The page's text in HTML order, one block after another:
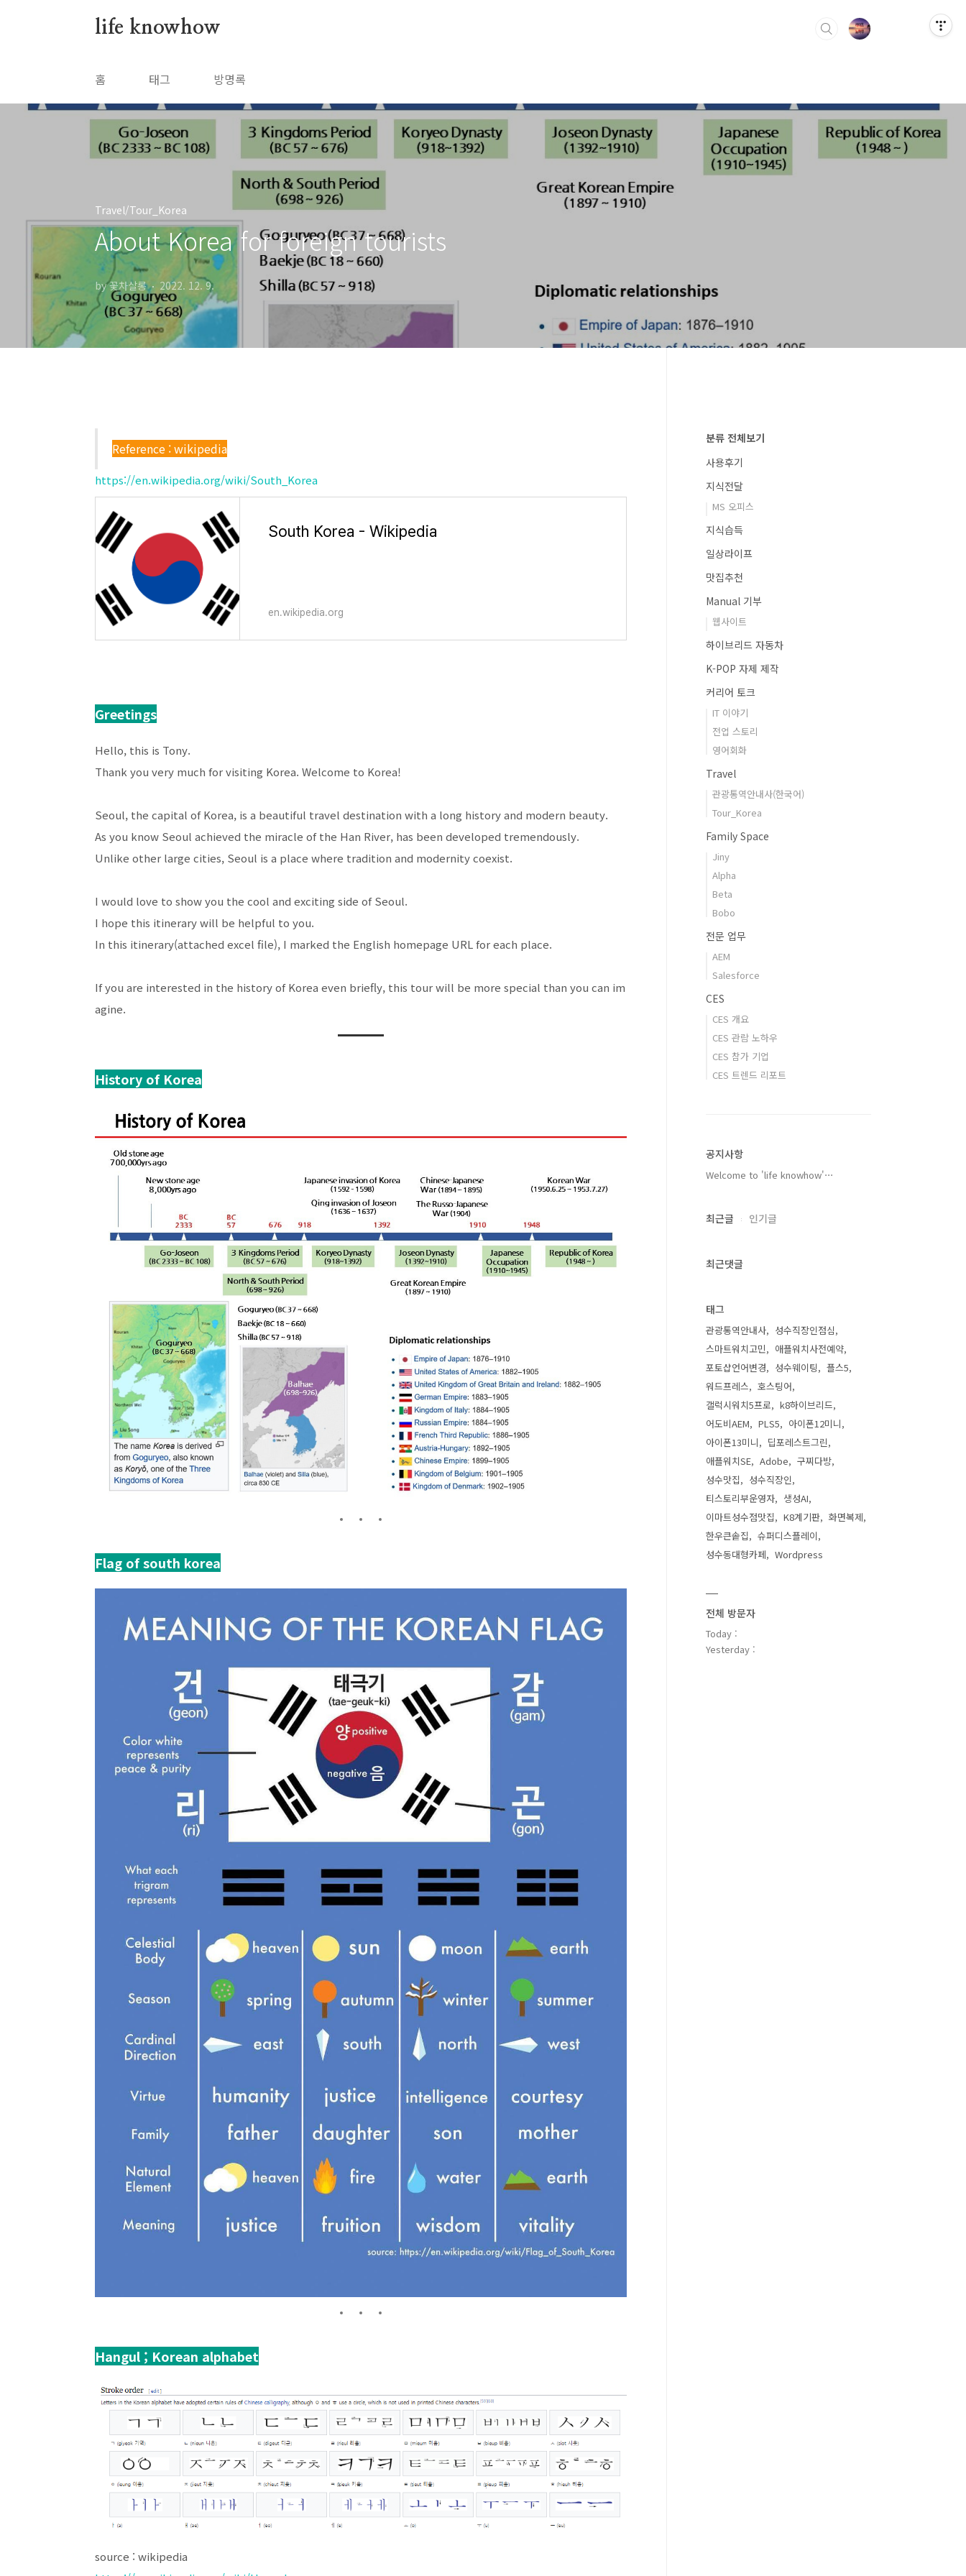
life knowhow
홈 태그 방명록
Travel/Tour_Korea
About Korea for foreign tourists
by 꽃차살롱 2022. 12. 9.
Reference : wikipedia
https://en.wikipedia.org/wiki/South_Korea
South Korea - Wikipedia
en.wikipedia.org
Greetings
Hello, this is Tony.
Thank you very much for visiting Korea. Welcome to Korea!
Seoul, the capital of Korea, is a beautiful travel destination with a long history and modern beauty.
As you know Seoul achieved the miracle of the Han River, has been developed tremendously.
Unlike other large cities, Seoul is a place where tradition and modernity coexist.
I would love to show you the cool and exciting side of Seoul.
I hope this itinerary will be helpful to you.
In this itinerary(attached excel file), I marked the English homepage URL for each place.
If you are interested in the history of Korea even briefly, this tour will be more special than you can im
agine.
History of Korea
Flag of south korea
Hangul ; Korean alphabet
source : wikipedia
분류 전체보기
사용후기
지식전달
MS 오피스
지식습득
일상라이프
맛집추천
Manual 기부
웹사이트
하이브리드 자동차
K-POP 자제 제작
커리어 토크
IT 이야기
전업 스토리
영어회화
Travel
관광통역안내사(한국어)
Tour_Korea
Family Space
Jiny
Alpha
Beta
Bobo
전문 업무
AEM
Salesforce
CES
CES 개요
CES 관람 노하우
CES 참가 기업
CES 트렌드 리포트
공지사항
Welcome to 'life knowhow'⋯
최근글 인기글
최근댓글
태그
관광통역안내사
성수직장인점심
스마트워치고민
애플워치사전예약
포토샵언어변경
성수웨이팅
플스5
워드프레스
호스팅어
갤럭시워치5프로
k8하이브리드
어도비AEM
PLS5
아이폰12미니
아이폰13미니
딥포레스트그린
애플워치SE
Adobe
구찌다방
성수맛집
성수직장인
티스토리부운영자
생성AI
이마트성수점맛집
K8계기판
화면복제
한우큰솥집
슈퍼디스플레이
성수동대형카페
Wordpress
전체 방문자
Today :
Yesterday :